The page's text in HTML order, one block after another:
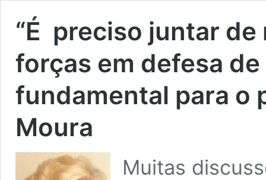
“É preciso juntar
forças em defesa
fundamental para o
Moura
Muitas